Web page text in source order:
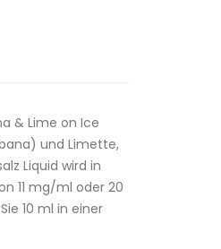
& Lime on Ice
und Limette,
Liquid wird in
11 mg/ml oder 20
10 ml in einer